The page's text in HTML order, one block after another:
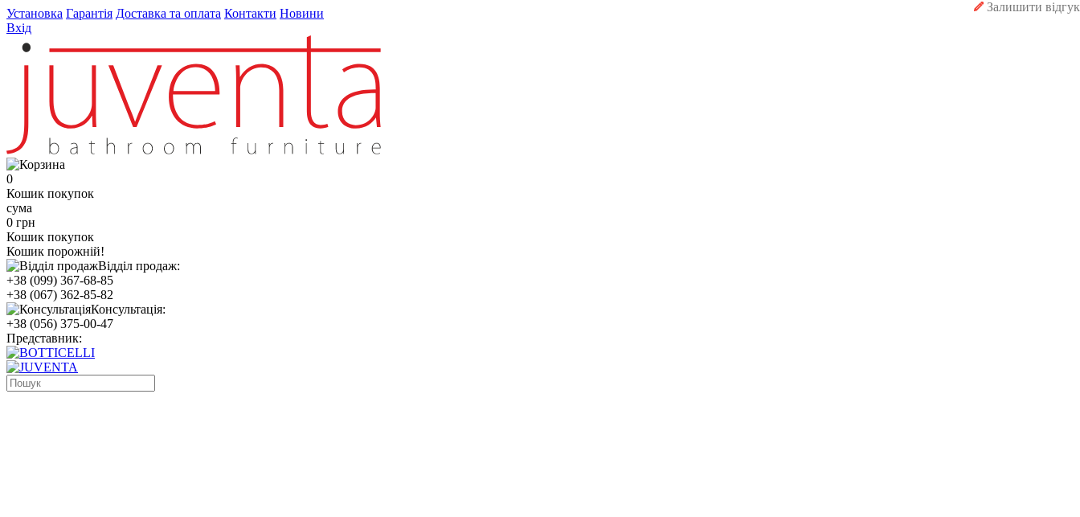
Установка Гарантія Доставка та оплата Контакти Новини
Вхід
0
Кошик покупок
сума
0 грн
Кошик покупок
Кошик порожній!
Відділ продаж:
+38 (099) 367-68-85
+38 (067) 362-85-82
Консультація:
+38 (056) 375-00-47
Представник:
Залишити відгук